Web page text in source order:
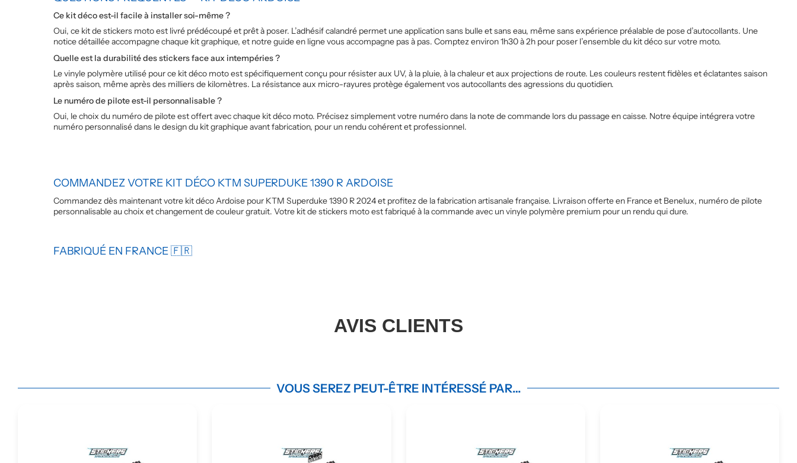
Ce kit déco est-il facile à installer soi-même ?
Oui, ce kit de stickers moto est livré prédécoupé et prêt à poser. L’adhésif calandré permet une application sans bulle et sans eau, même sans expérience préalable de pose d’autocollants. Une
notice détaillée accompagne chaque kit graphique, et notre guide en ligne vous accompagne pas à pas. Comptez environ 1h30 à 2h pour poser l’ensemble du kit déco sur votre moto.
Quelle est la durabilité des stickers face aux intempéries ?
Le vinyle polymère utilisé pour ce kit déco moto est spécifiquement conçu pour résister aux UV, à la pluie, à la chaleur et aux projections de route. Les couleurs restent fidèles et éclatantes saison
après saison, même après des milliers de kilomètres. La résistance aux micro-rayures protège également vos autocollants des agressions du quotidien.
Le numéro de pilote est-il personnalisable ?
Oui, le choix du numéro de pilote est offert avec chaque kit déco moto. Précisez simplement votre numéro dans la note de commande lors du passage en caisse. Notre équipe intégrera votre
numéro personnalisé dans le design du kit graphique avant fabrication, pour un rendu cohérent et professionnel.
COMMANDEZ VOTRE KIT DÉCO KTM SUPERDUKE 1390 R ARDOISE
Commandez dès maintenant votre kit déco Ardoise pour KTM Superduke 1390 R 2024 et profitez de la fabrication artisanale française. Livraison offerte en France et Benelux, numéro de pilote
personnalisable au choix et changement de couleur gratuit. Votre kit de stickers moto est fabriqué à la commande avec un vinyle polymère premium pour un rendu qui dure.
FABRIQUÉ EN FRANCE 🇫🇷
AVIS CLIENTS
VOUS SEREZ PEUT-ÊTRE INTÉRESSÉ PAR…